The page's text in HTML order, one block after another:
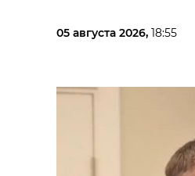
05 августа 2026, 18:55